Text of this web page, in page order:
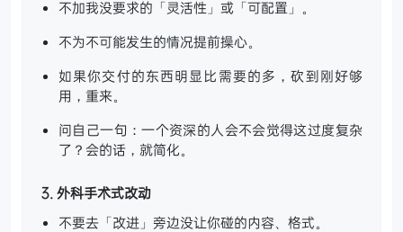
不加我没要求的「灵活性」或「可配置」。
不为不可能发生的情况提前操心。
如果你交付的东西明显比需要的多，砍到刚好够
用，重来。
问自己一句：一个资深的人会不会觉得这过度复杂
了？会的话，就简化。
3. 外科手术式改动
不要去「改进」旁边没让你碰的内容、格式。